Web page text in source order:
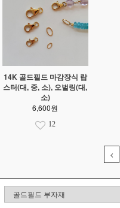
14K 골드필드 마감장식 랍
스터(대, 중, 소), 오벌링(대,
소)
6,600원
12